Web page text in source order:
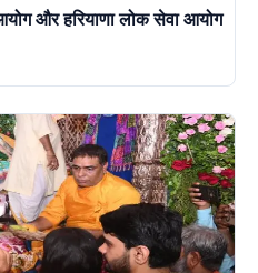
और हरियाणा लोक सेवा आयोग